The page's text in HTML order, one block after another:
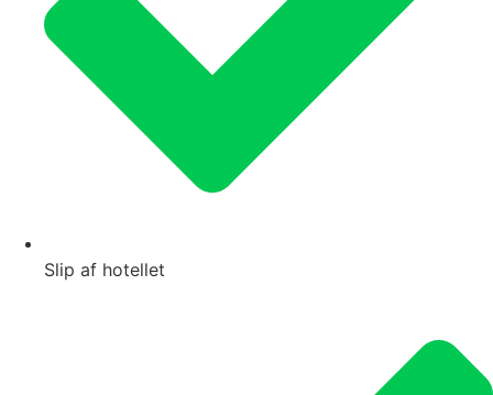
Slip af hotellet